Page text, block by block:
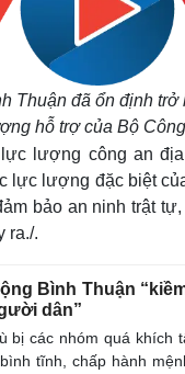
Video
Ảnh
Thuận đã ổn định trở
hỗ trợ của Bộ
lực lượng công an
lực lượng đặc biệt
bảo an ninh trật
ra./.
Bình Thuận
dân”
bị các nhóm quá khích
tĩnh, chấp hành